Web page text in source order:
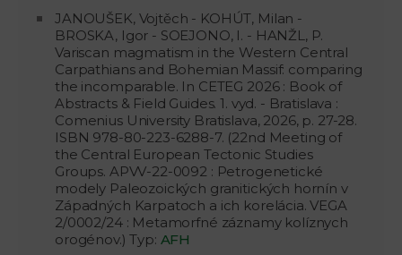
JANOUŠEK, Vojtěch - KOHÚT, Milan -
BROSKA, Igor - SOEJONO, I. - HANŽL, P.
Variscan magmatism in the Western Central
Carpathians and Bohemian Massif: comparing
the incomparable. In CETEG 2026 : Book of
Abstracts & Field Guides. 1. vyd. - Bratislava :
Comenius University Bratislava, 2026, p. 27-28.
ISBN 978-80-223-6288-7. (22nd Meeting of
the Central European Tectonic Studies
Groups. APVV-22-0092 : Petrogenetické
modely Paleozoických granitických hornín v
Západných Karpatoch a ich korelácia. VEGA
2/0002/24 : Metamorfné záznamy kolíznych
orogénov.) Typ: AFH